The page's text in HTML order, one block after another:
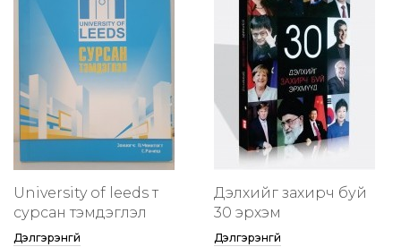
University of leeds т
сурсан тэмдэглэл
Дэлгэрэнгүй
Дэлхийг захирч буй
30 эрхэм
Дэлгэрэнгүй